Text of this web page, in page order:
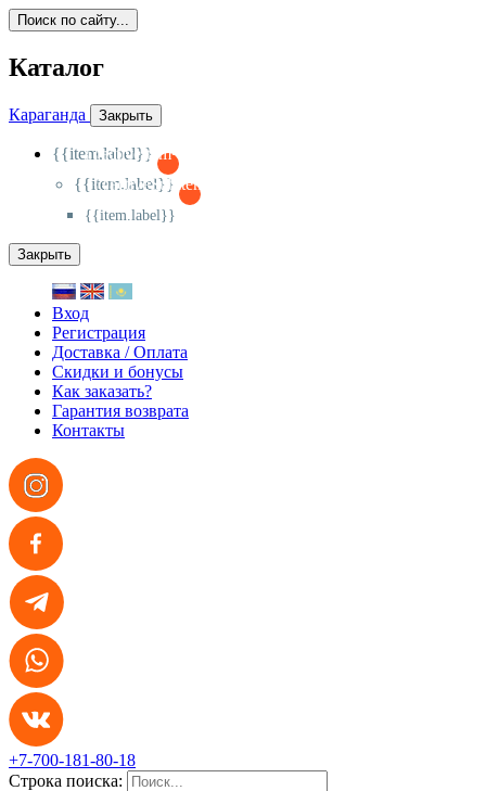
Поиск по сайту...
Каталог
Караганда Закрыть
{{item.label}}
{{activeItem==item.id?'-
{{item.label}}
{{activeSubitem==item.id?'-
{{item.label}}
Закрыть
Вход
Регистрация
Доставка / Оплата
Скидки и бонусы
Как заказать?
Гарантия возврата
Контакты
+7-700-181-80-18
Строка поиска: